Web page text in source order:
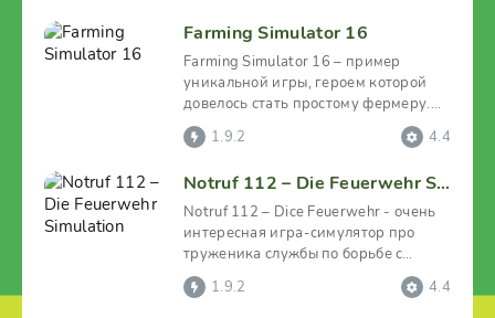
Farming Simulator 16
Farming Simulator 16 – пример
уникальной игры, героем которой
довелось стать простому фермеру.
Как и в обычной
1.9.2 4.4
Notruf 112 – Die Feuerwehr Simulation
Notruf 112 – Dice Feuerwehr - очень
интересная игра-симулятор про
труженика службы по борьбе с
пожарами небольшого
1.9.2 4.4